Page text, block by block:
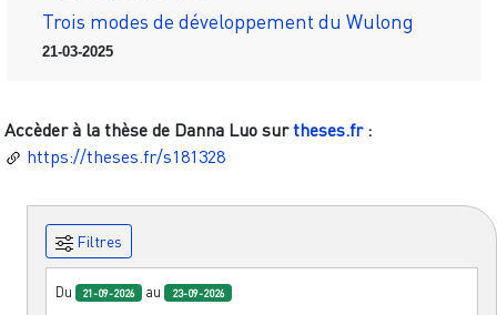
Trois modes de développement du Wulong
21-03-2025
Accèder à la thèse de Danna Luo surtheses.fr:
https://theses.fr/s181328
Filtres
Du 21-09-2026 au 23-09-2026